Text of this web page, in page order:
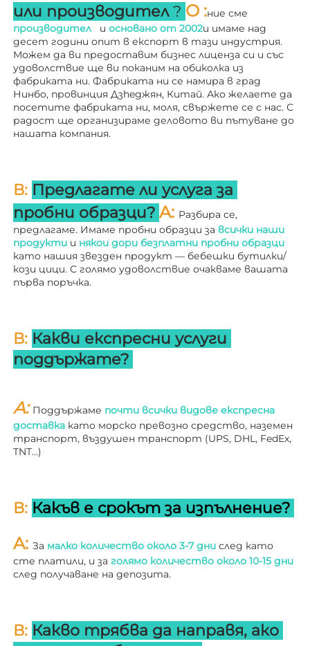
или производител ? О :
производител и основано от 2002и имаме над
десет години опит в експорт в тази индустрия.
Можем да ви предоставим бизнес лиценза си и със
удоволствие ще ви поканим на обиколка из
фабриката ни. Фабриката ни се намира в град
Нинбо, провинция Дзheджян, Китай. Ако желаете да
посетите фабриката ни, моля, свържете се с нас. С
радост ще организираме деловото ви пътуване до
нашата компания.
В: Предлагате ли услуга за
пробни образци? A: Разбира се,
предлагаме. Имаме пробни образци за всички наши
продукти и
като нашия звезден продукт — бебешки бутилки/
кози цици. С голямо удоволствие очакваме вашата
първа поръчка.
В: Какви експресни услуги
поддържате?
A: Поддържаме почти всички видове експресна
доставка като морско превозно средство, наземен
транспорт, въздушен транспорт (UPS, DHL, FedEx,
TNT…)
В: Какъв е срокът за изпълнение?
A: За малко количество около 3-7 дни след като
сте платили, и за
след получаване на депозита.
В: Какво трябва да направя, ако